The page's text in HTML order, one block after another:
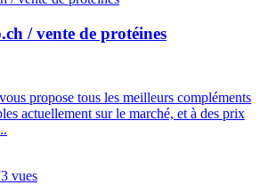
/ vente de protéines
propose tous les meilleurs compléments
actuellement sur le marché, et à des prix
vues